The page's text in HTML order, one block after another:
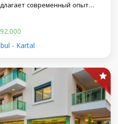
современный опыт…
- Kartal